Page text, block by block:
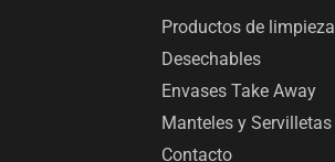
Productos de limpieza
Desechables
Envases Take Away
Manteles y Servilletas
Contacto